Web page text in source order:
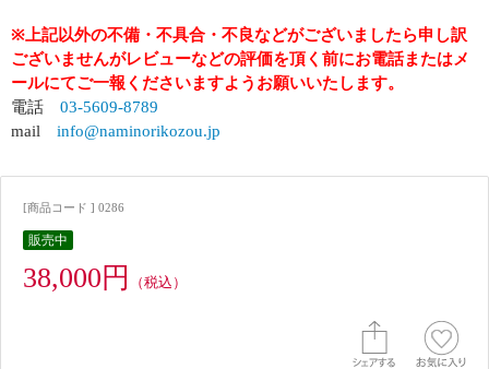
※上記以外の不備・不具合・不良などがございましたら申し訳
ございませんがレビューなどの評価を頂く前にお電話またはメ
ールにてご一報くださいますようお願いいたします。
電話 03-5609-8789
mail info@naminorikozou.jp
[商品コード ] 0286
販売中
38,000円 （税込）